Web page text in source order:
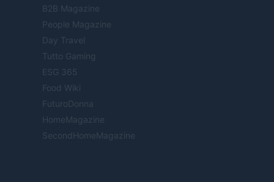
B2B Magazine
People Magazine
Day Travel
Tutto Gaming
ESG 365
Food Wiki
FuturoDonna
HomeMagazine
SecondHomeMagazine